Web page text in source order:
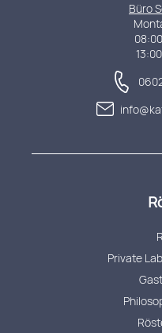
Büro
Private